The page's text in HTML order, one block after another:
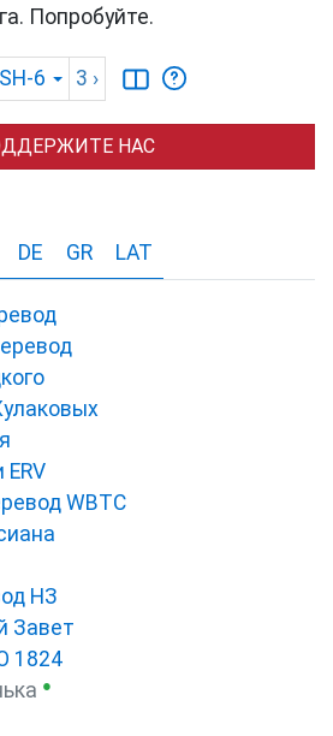
Попробуйте.
6 3 ›
НАС
DE GR LAT
WBTC
НЗ
Завет
1824
●